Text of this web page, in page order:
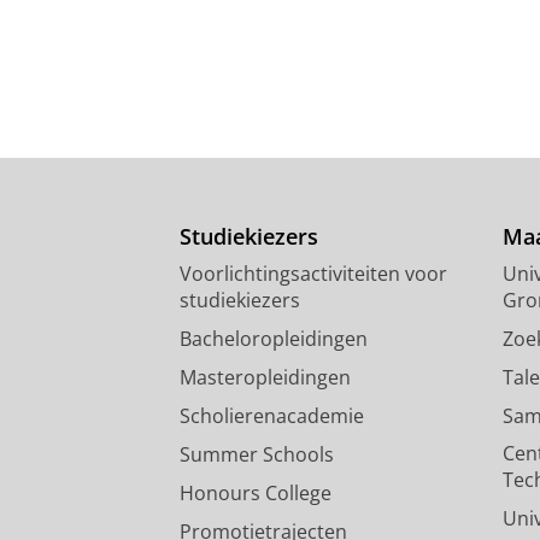
Studiekiezers
Voorlichtingsactiviteiten voor
studiekiezers
Bacheloropleidingen
Masteropleidingen
Scholierenacademie
Summer Schools
Honours College
Promotietrajecten